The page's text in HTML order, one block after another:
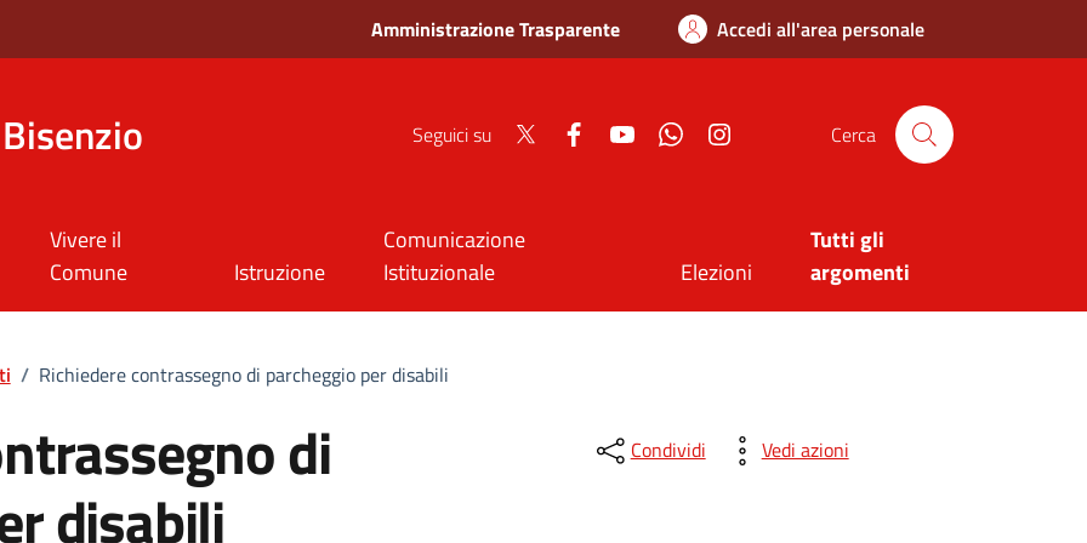
Amministrazione Trasparente Accedi all'area personale
Seguici su Twitter FacebookYoutube Whatsapp Cerca
Vivere il
Comune
Istruzione
Comunicazione
Istituzionale
Elezioni
Tutti gli
argomenti
/ Richiedere contrassegno di parcheggio per disabili
di
disabili
Condividi Vedi azioni